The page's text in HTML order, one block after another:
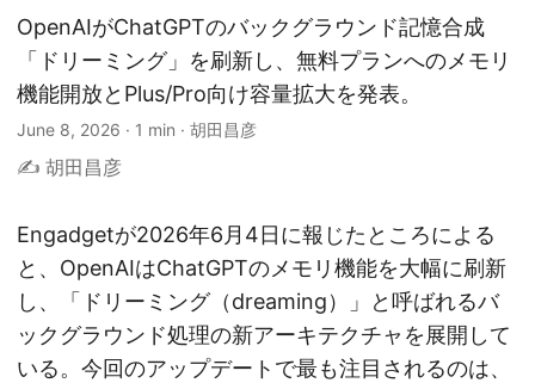
OpenAIがChatGPTのバックグラウンド記憶合成
「ドリーミング」を刷新し、無料プランへのメモリ
機能開放とPlus/Pro向け容量拡大を発表。
June 8, 2026 · 1 min · 胡田昌彦
✍️ 胡田昌彦
Engadgetが2026年6月4日に報じたところによる
と、OpenAIはChatGPTのメモリ機能を大幅に刷新
し、「ドリーミング（dreaming）」と呼ばれるバ
ックグラウンド処理の新アーキテクチャを展開して
いる。今回のアップデートで最も注目されるのは、